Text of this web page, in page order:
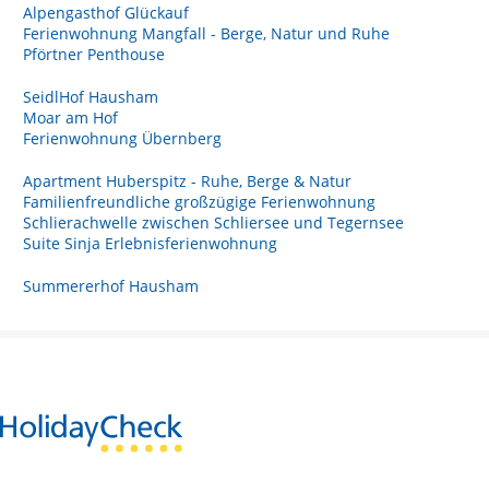
Alpengasthof Glückauf
Ferienwohnung Mangfall - Berge, Natur und Ruhe
Pförtner Penthouse
SeidlHof Hausham
Moar am Hof
Ferienwohnung Übernberg
Apartment Huberspitz - Ruhe, Berge & Natur
Familienfreundliche großzügige Ferienwohnung
Schlierachwelle zwischen Schliersee und Tegernsee
Suite Sinja Erlebnisferienwohnung
Summererhof Hausham